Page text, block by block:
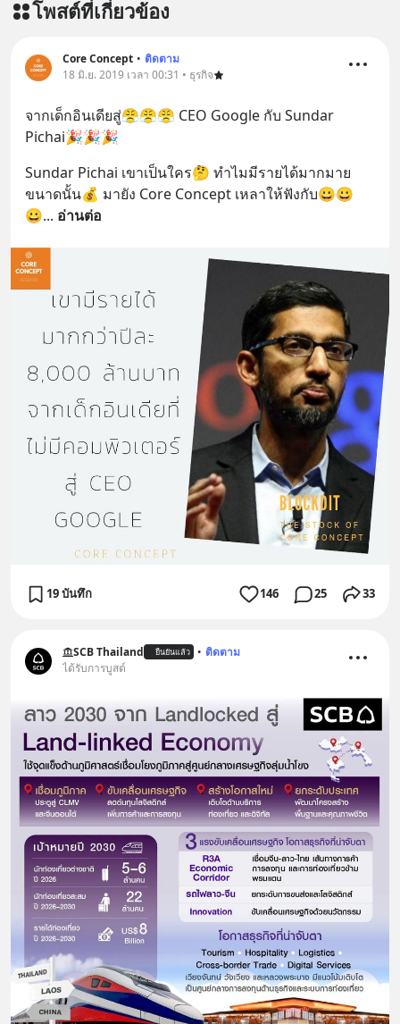
โพสต์ที่เกี่ยวข้อง
Core Concept • ติดตาม
18 มิ.ย. 2019 เวลา 00:31 • ธุรกิจ
จากเด็กอินเดียสู่😤😤😤 CEO Google กับ Sundar
Pichai🎉🎉🎉
Sundar Pichai เขาเป็นใคร🤔 ทำไมมีรายได้มากมาย
ขนาดนั้น💰 มายัง Core Concept เหลาให้ฟังกับ😀😀
😀... อ่านต่อ
19 บันทึก 146 25 33
SCB Thailand ยืนยันแล้ว • ติดตาม
ได้รับการบูสต์